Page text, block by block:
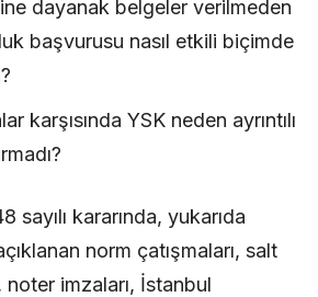
dayanak belgeler verilmeden
başvurusu nasıl etkili biçimde
karşısında YSK neden ayrıntılı
sayılı kararında, yukarıda
norm çatışmaları, salt
noter imzaları, İstanbul